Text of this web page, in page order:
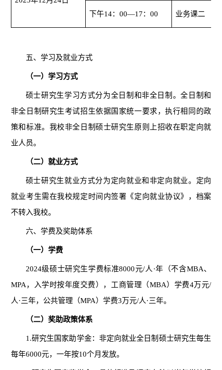
下午14：00—17：00 业务课二
五、学习及就业方式
（一）学习方式
硕士研究生学习方式分为全日制和非全日制。全日制和
非全日制研究生考试招生依据国家统一要求，执行相同的政
策和标准。 我校非全日制硕士研究生原则上招收在职定向就
业人员。
（二）就业方式
硕士研究生就业方式分为定向就业和非定向就业。定向
就业考生需在我校规定时间内签署《定向就业协议》，档案
不转入我校。
六、学费及奖助体系
（一）学费
2024级硕士研究生学费标准8000元/人·年（不含MBA、
MPA，入学时按年度交费），工商管理（MBA）学费4万元/
人·三年，公共管理（MPA）学费3万元/人·三年。
（二）奖助政策体系
1.研究生国家助学金：非定向就业全日制硕士研究生每生
每年6000元，一年按10个月发放。